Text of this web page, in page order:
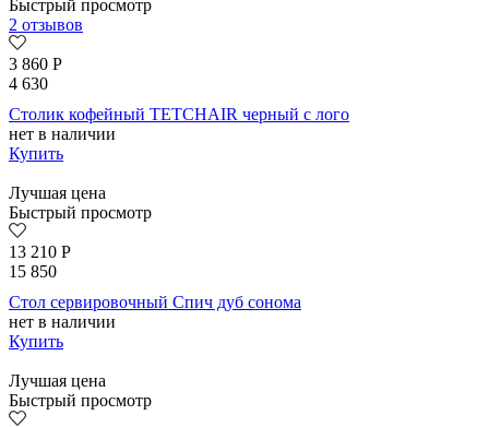
Быстрый просмотр
2 отзывов
3 860 Р
4 630
Столик кофейный TETCHAIR черный с лого
нет в наличии
Купить
Лучшая цена
Быстрый просмотр
13 210 Р
15 850
Стол сервировочный Спич дуб сонома
нет в наличии
Купить
Лучшая цена
Быстрый просмотр